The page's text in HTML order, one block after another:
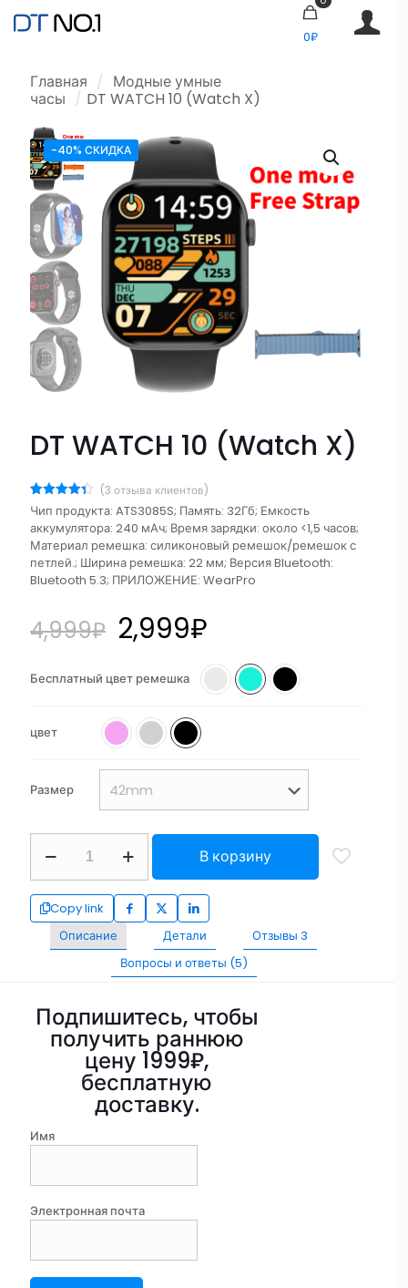
0₽
Главная / Модные умные
часы / DT WATCH 10 (Watch X)
-40% СКИДКА
DT WATCH 10 (Watch X)
Рейтинг
4.33 из 5
на основе
опроса
3
пользователей
(3 отзыва клиентов)
Чип продукта: ATS3085S; Память: 32Гб; Емкость
аккумулятора: 240 мАч; Время зарядки: около <1,5 часов;
Материал ремешка: силиконовый ремешок/ремешок с
петлей.; Ширина ремешка: 22 мм; Версия Bluetooth:
Bluetooth 5.3; ПРИЛОЖЕНИЕ: WearPro
4,999₽ 2,999₽
Бесплатный цвет ремешка
цвет
Размер
В корзину
Copy link
Описание
Детали Отзывы 3
Вопросы и ответы (5)
Подпишитесь, чтобы
получить раннюю
цену 1999₽,
бесплатную
доставку.
Имя
Электронная почта